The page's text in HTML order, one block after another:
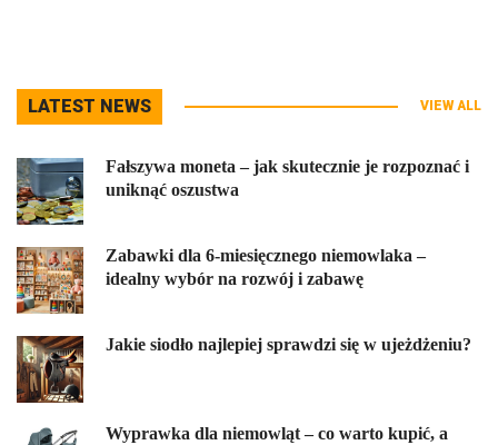
LATEST NEWS VIEW ALL
Fałszywa moneta – jak skutecznie je rozpoznać i
uniknąć oszustwa
Zabawki dla 6-miesięcznego niemowlaka –
idealny wybór na rozwój i zabawę
Jakie siodło najlepiej sprawdzi się w ujeżdżeniu?
Wyprawka dla niemowląt – co warto kupić, a